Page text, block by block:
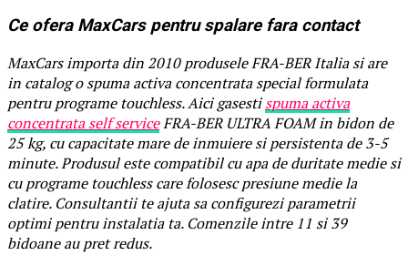
Ce ofera MaxCars pentru spalare fara contact
MaxCars importa din 2010 produsele FRA-BER Italia si are
in catalog o spuma activa concentrata special formulata
pentru programe touchless. Aici gasestispuma activa
concentrata self serviceFRA-BER ULTRA FOAM in bidon de
25 kg, cu capacitate mare de inmuiere si persistenta de 3-5
minute. Produsul este compatibil cu apa de duritate medie si
cu programe touchless care folosesc presiune medie la
clatire. Consultantii te ajuta sa configurezi parametrii
optimi pentru instalatia ta. Comenzile intre 11 si 39
bidoane au pret redus.